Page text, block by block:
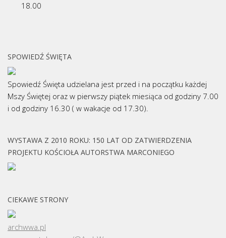
18.00
SPOWIEDŹ ŚWIĘTA
Spowiedź Święta udzielana jest przed i na początku każdej
Mszy Świętej oraz w pierwszy piątek miesiąca od godziny 7.00
i od godziny 16.30 ( w wakacje od 17.30).
WYSTAWA Z 2010 ROKU: 150 LAT OD ZATWIERDZENIA
PROJEKTU KOŚCIOŁA AUTORSTWA MARCONIEGO
CIEKAWE STRONY
archwwa.pl